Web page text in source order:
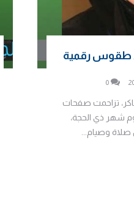
طقوس رقمية
0
تزاحمت صفحات
شهر ذي الحجة،
صلاة وصيام...